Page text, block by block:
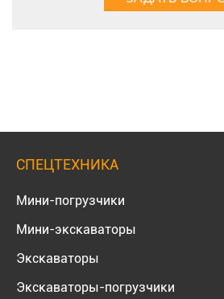
СПЕЦТЕХНИКА
Мини-погрузчики
Мини-экскаваторы
Экскаваторы
Экскаваторы-погрузчики